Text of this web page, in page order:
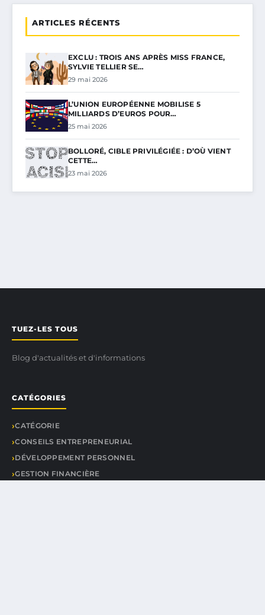
ARTICLES RÉCENTS
EXCLU : TROIS ANS APRÈS MISS FRANCE,
SYLVIE TELLIER SE…
29 mai 2026
L’UNION EUROPÉENNE MOBILISE 5
MILLIARDS D’EUROS POUR…
25 mai 2026
BOLLORÉ, CIBLE PRIVILÉGIÉE : D’OÙ VIENT
CETTE…
23 mai 2026
TUEZ-LES TOUS
Blog d'actualités et d'informations
CATÉGORIES
CATÉGORIE
CONSEILS ENTREPRENEURIAL
DÉVELOPPEMENT PERSONNEL
GESTION FINANCIÈRE